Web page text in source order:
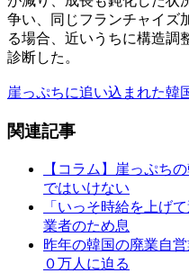
争い、同じフランチャイズ
る場合、近いうちに構造調
診断した。
崖っぷちに追い込まれた韓
関連記事
【コラム】崖っぷち
ではいけない
「いっそ時給を上げ
業者のため息
昨年の韓国の廃業自
０万人に迫る